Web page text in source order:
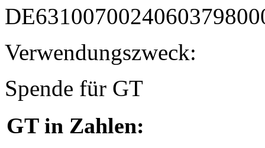
Verwendungszweck:
Spende für GT
GT in Zahlen: